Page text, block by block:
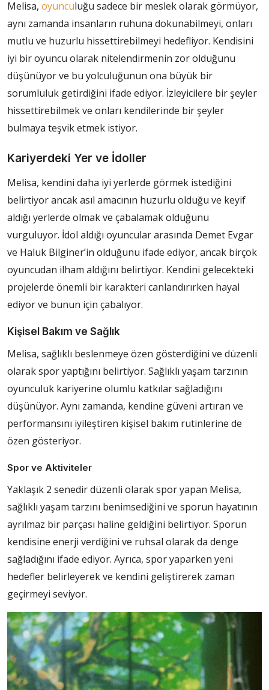
Melisa, oyunculuğu sadece bir meslek olarak görmüyor,
aynı zamanda insanların ruhuna dokunabilmeyi, onları
mutlu ve huzurlu hissettirebilmeyi hedefliyor. Kendisini
iyi bir oyuncu olarak nitelendirmenin zor olduğunu
düşünüyor ve bu yolculuğunun ona büyük bir
sorumluluk getirdiğini ifade ediyor. İzleyicilere bir şeyler
hissettirebilmek ve onları kendilerinde bir şeyler
bulmaya teşvik etmek istiyor.
Kariyerdeki Yer ve İdoller
Melisa, kendini daha iyi yerlerde görmek istediğini
belirtiyor ancak asıl amacının huzurlu olduğu ve keyif
aldığı yerlerde olmak ve çabalamak olduğunu
vurguluyor. İdol aldığı oyuncular arasında Demet Evgar
ve Haluk Bilginer’in olduğunu ifade ediyor, ancak birçok
oyuncudan ilham aldığını belirtiyor. Kendini gelecekteki
projelerde önemli bir karakteri canlandırırken hayal
ediyor ve bunun için çabalıyor.
Kişisel Bakım ve Sağlık
Melisa, sağlıklı beslenmeye özen gösterdiğini ve düzenli
olarak spor yaptığını belirtiyor. Sağlıklı yaşam tarzının
oyunculuk kariyerine olumlu katkılar sağladığını
düşünüyor. Aynı zamanda, kendine güveni artıran ve
performansını iyileştiren kişisel bakım rutinlerine de
özen gösteriyor.
Spor ve Aktiviteler
Yaklaşık 2 senedir düzenli olarak spor yapan Melisa,
sağlıklı yaşam tarzını benimsediğini ve sporun hayatının
ayrılmaz bir parçası haline geldiğini belirtiyor. Sporun
kendisine enerji verdiğini ve ruhsal olarak da denge
sağladığını ifade ediyor. Ayrıca, spor yaparken yeni
hedefler belirleyerek ve kendini geliştirerek zaman
geçirmeyi seviyor.